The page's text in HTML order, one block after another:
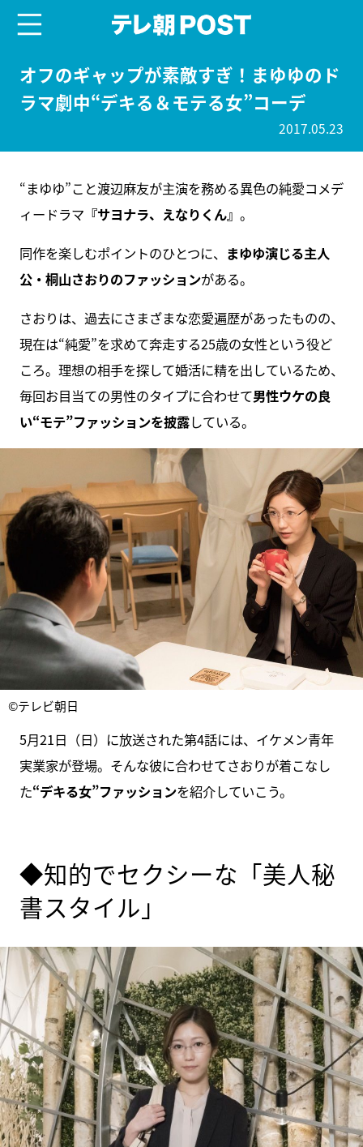
オフのギャップが素敵すぎ！まゆゆのド
ラマ劇中“デキる＆モテる女”コーデ
2017.05.23
“まゆゆ”こと渡辺麻友が主演を務める異色の純愛コメデ
ィードラマ 『サヨナラ、えなりくん』 。
同作を楽しむポイントのひとつに、 まゆゆ演じる主人
公・桐山さおりのファッションがある。
さおりは、過去にさまざまな恋愛遍歴があったものの、
現在は“純愛”を求めて奔走する25歳の女性という役ど
ころ。理想の相手を探して婚活に精を出しているため、
毎回お目当ての男性のタイプに合わせて男性ウケの良
い“モテ”ファッションを披露している。
©テレビ朝日
5月21日（日）に放送された第4話には、イケメン青年
実業家が登場。そんな彼に合わせてさおりが着こなし
た“デキる女”ファッションを紹介していこう。
◆知的でセクシーな「美人秘
書スタイル」